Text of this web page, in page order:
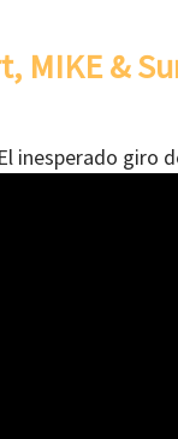
MIKE &
inesperado giro